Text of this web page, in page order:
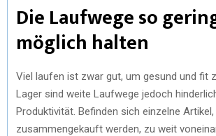
Die Laufwege so
möglich halten
Viel laufen ist zwar gut, um gesund und fit
Lager sind weite Laufwege jedoch
Produktivität. Befinden sich einzelne
zusammengekauft werden, zu weit